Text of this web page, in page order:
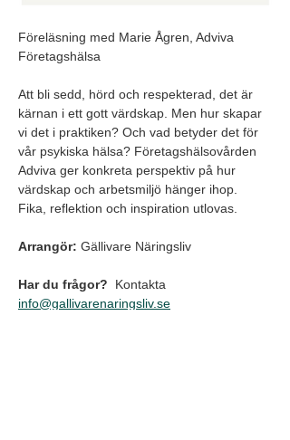
Föreläsning med Marie Ågren, Adviva
Företagshälsa
Att bli sedd, hörd och respekterad, det är
kärnan i ett gott värdskap. Men hur skapar
vi det i praktiken? Och vad betyder det för
vår psykiska hälsa? Företagshälsovården
Adviva ger konkreta perspektiv på hur
värdskap och arbetsmiljö hänger ihop.
Fika, reflektion och inspiration utlovas.
Arrangör: Gällivare Näringsliv
Har du frågor?
Kontakta
info@gallivarenaringsliv.se